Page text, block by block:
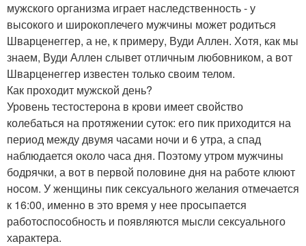
мужского организма играет наследственность - у
высокого и широкоплечего мужчины может родиться
Шварценеггер, а не, к примеру, Вуди Аллен. Хотя, как мы
знаем, Вуди Аллен слывет отличным любовником, а вот
Шварценеггер известен только своим телом.
Как проходит мужской день?
Уровень тестостерона в крови имеет свойство
колебаться на протяжении суток: его пик приходится на
период между двумя часами ночи и 6 утра, а спад
наблюдается около часа дня. Поэтому утром мужчины
бодрячки, а вот в первой половине дня на работе клюют
носом. У женщины пик сексуального желания отмечается
к 16:00, именно в это время у нее просыпается
работоспособность и появляются мысли сексуального
характера.